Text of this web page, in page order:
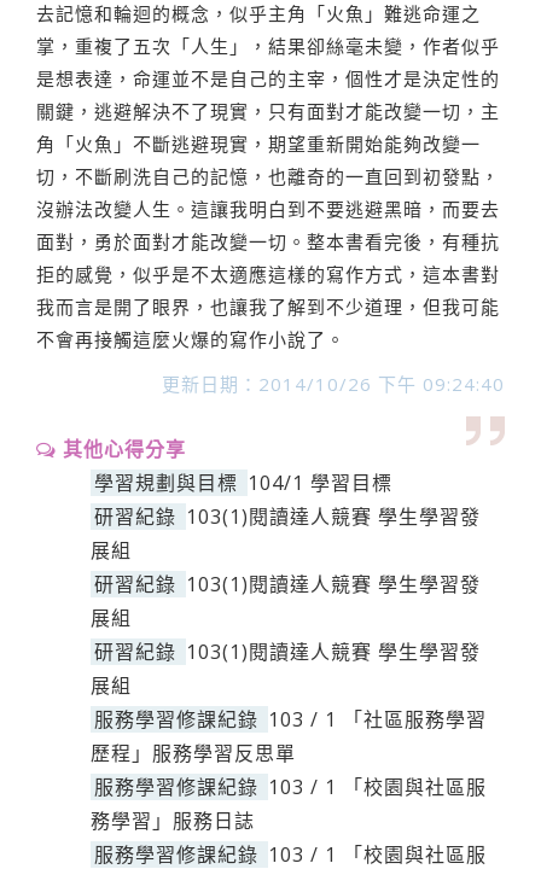
去記憶和輪迴的概念，似乎主角「火魚」難逃命運之
掌，重複了五次「人生」，結果卻絲毫未變，作者似乎
是想表達，命運並不是自己的主宰，個性才是決定性的
關鍵，逃避解決不了現實，只有面對才能改變一切，主
角「火魚」不斷逃避現實，期望重新開始能夠改變一
切，不斷刷洗自己的記憶，也離奇的一直回到初發點，
沒辦法改變人生。這讓我明白到不要逃避黑暗，而要去
面對，勇於面對才能改變一切。整本書看完後，有種抗
拒的感覺，似乎是不太適應這樣的寫作方式，這本書對
我而言是開了眼界，也讓我了解到不少道理，但我可能
不會再接觸這麼火爆的寫作小說了。
更新日期：2014/10/26 下午 09:24:40
其他心得分享
學習規劃與目標 104/1 學習目標
研習紀錄 103(1)閱讀達人競賽 學生學習發
展組
研習紀錄 103(1)閱讀達人競賽 學生學習發
展組
研習紀錄 103(1)閱讀達人競賽 學生學習發
展組
服務學習修課紀錄 103 / 1 「社區服務學習
歷程」服務學習反思單
服務學習修課紀錄 103 / 1 「校園與社區服
務學習」服務日誌
服務學習修課紀錄 103 / 1 「校園與社區服